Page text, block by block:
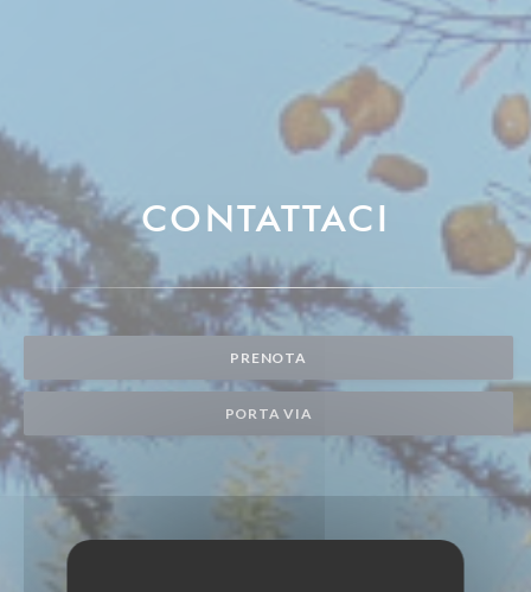
CONTATTACI
PRENOTA
PORTA VIA